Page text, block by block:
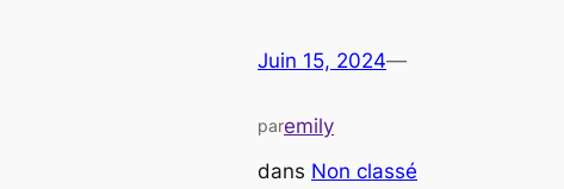
Juin 15, 2024—
paremily
dans Non classé